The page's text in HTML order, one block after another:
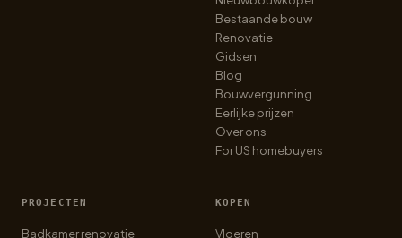
Bestaande bouw
Renovatie
Gidsen
Blog
Bouwvergunning
Eerlijke prijzen
Over ons
For US homebuyers
PROJECTEN
Badkamer renovatie
KOPEN
Vloeren